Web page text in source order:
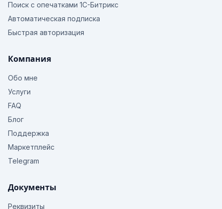
Поиск с опечатками 1С-Битрикс
Автоматическая подписка
Быстрая авторизация
Компания
Обо мне
Услуги
FAQ
Блог
Поддержка
Маркетплейс
Telegram
Документы
Реквизиты